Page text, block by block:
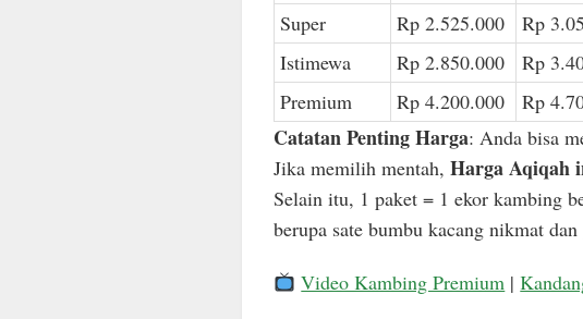
Super
Rp 2.525.000 Rp
Istimewa
Rp 2.850.000 Rp
Premium
Rp 4.200.000 Rp
Catatan Penting Harga: Anda bisa
Jika memilih mentah, Harga Aqiqah
Selain itu, 1 paket = 1 ekor kambing
berupa sate bumbu kacang nikmat
Video Kambing Premium |